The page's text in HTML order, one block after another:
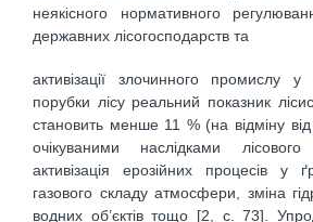
неякісного нормативного
державних лісогосподарств та
активізації злочинного промислу у
порубки лісу реальний показник
становить менше 11 % (на відміну
очікуваними наслідками
активізація ерозійних процесів у
газового складу атмосфери, зміна
водних об’єктів тощо [2, с. 73].